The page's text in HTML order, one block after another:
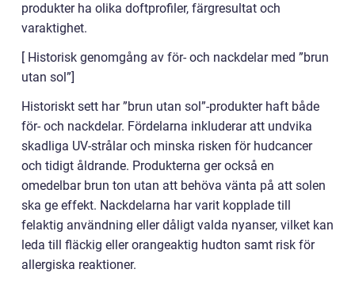
produkter ha olika doftprofiler, färgresultat och
varaktighet.
[ Historisk genomgång av för- och nackdelar med ”brun
utan sol”]
Historiskt sett har ”brun utan sol”-produkter haft både
för- och nackdelar. Fördelarna inkluderar att undvika
skadliga UV-strålar och minska risken för hudcancer
och tidigt åldrande. Produkterna ger också en
omedelbar brun ton utan att behöva vänta på att solen
ska ge effekt. Nackdelarna har varit kopplade till
felaktig användning eller dåligt valda nyanser, vilket kan
leda till fläckig eller orangeaktig hudton samt risk för
allergiska reaktioner.